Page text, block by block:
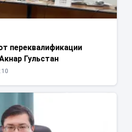
переквалификации
Гульстан